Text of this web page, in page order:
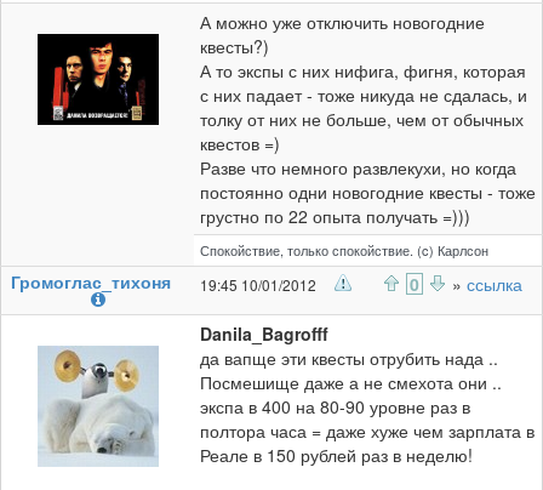
А можно уже отключить новогодние
квесты?)
А то экспы с них нифига, фигня, которая
с них падает - тоже никуда не сдалась, и
толку от них не больше, чем от обычных
квестов =)
Разве что немного развлекухи, но когда
постоянно одни новогодние квесты - тоже
грустно по 22 опыта получать =)))
Спокойствие, только спокойствие. (c) Карлсон
Громоглас_тихоня 19:45 10/01/2012 0 » ссылка
Danila_Bagrofff
да вапще эти квесты отрубить нада ..
Посмешище даже а не смехота они ..
экспа в 400 на 80-90 уровне раз в
полтора часа = даже хуже чем зарплата в
Реале в 150 рублей раз в неделю!